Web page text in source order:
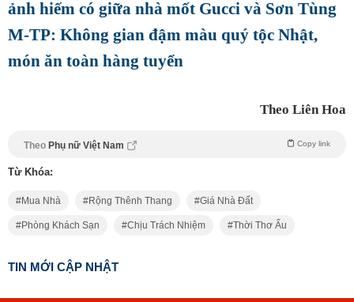
ảnh hiếm có giữa nhà mốt Gucci và Sơn Tùng
M-TP: Không gian đậm màu quý tộc Nhật,
món ăn toàn hàng tuyển
Theo Liên Hoa
Theo Phụ nữ Việt Nam Copy link
Từ Khóa:
Mua Nhà Rộng Thênh Thang Giá Nhà Đất
Phòng Khách Sạn Chịu Trách Nhiệm Thời Thơ Ấu
TIN MỚI CẬP NHẬT